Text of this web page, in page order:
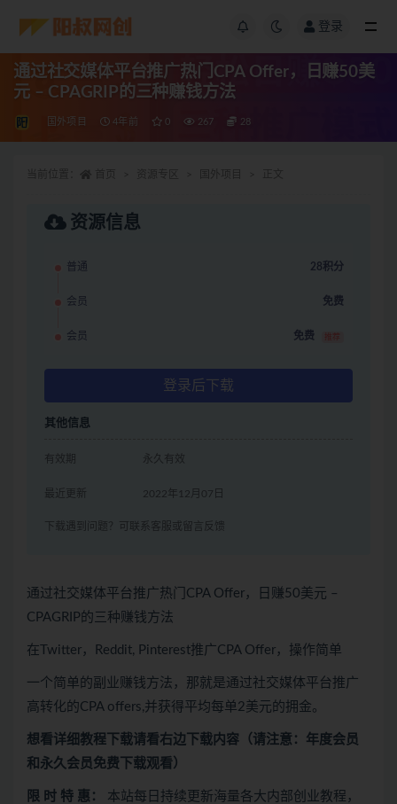
登录
通过社交媒体平台推广热门CPA Offer，日赚50美
元 – CPAGRIP的三种赚钱方法
国外项目 4年前 0 267 28
资源信息
普通 28积分
会员 免费
会员 免费 推荐
登录后下载
其他信息
有效期 永久有效
最近更新 2022年12月07日
下载遇到问题？可联系客服或留言反馈
通过社交媒体平台推广热门CPA Offer，日赚50美元 –
CPAGRIP的三种赚钱方法
在Twitter，Reddit, Pinterest推广CPA Offer，操作简单
一个简单的副业赚钱方法，那就是通过社交媒体平台推广
高转化的CPA offers,并获得平均每单2美元的拥金。
想看详细教程下载请看右边下载内容 （请注意：年度会员
和永久会员免费下载观看）
限 时 特 惠： 本站每日持续更新海量各大内部创业教程，